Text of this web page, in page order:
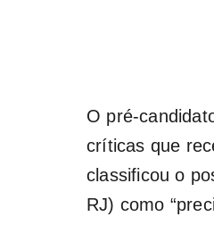
O pré-
críticas que
classificou o
RJ) como